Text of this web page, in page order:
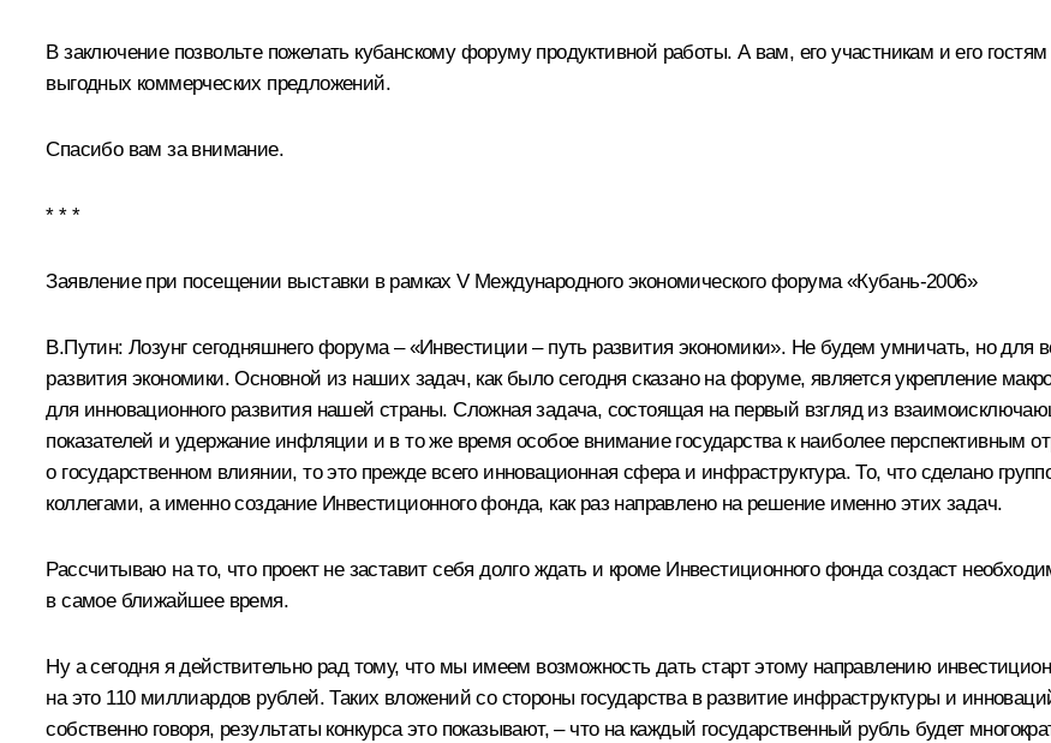
В заключение позвольте пожелать кубанскому форуму продуктивной работы. А вам, его участникам и его
выгодных коммерческих предложений.
Спасибо вам за внимание.
* * *
Заявление при посещении выставки в рамках V Международного экономического форума «Кубань-2006»
В.Путин: Лозунг сегодняшнего форума – «Инвестиции – путь развития экономики». Не будем умничать, но для
развития экономики. Основной из наших задач, как было сегодня сказано на форуме, является укрепление
для инновационного развития нашей страны. Сложная задача, состоящая на первый взгляд из
показателей и удержание инфляции и в то же время особое внимание государства к наиболее перспективным
о государственном влиянии, то это прежде всего инновационная сфера и инфраструктура. То, что сделано
коллегами, а именно создание Инвестиционного фонда, как раз направлено на решение именно этих задач.
Рассчитываю на то, что проект не заставит себя долго ждать и кроме Инвестиционного фонда создаст
в самое ближайшее время.
Ну а сегодня я действительно рад тому, что мы имеем возможность дать старт этому направлению
на это 110 миллиардов рублей. Таких вложений со стороны государства в развитие инфраструктуры и
собственно говоря, результаты конкурса это показывают, – что на каждый государственный рубль будет